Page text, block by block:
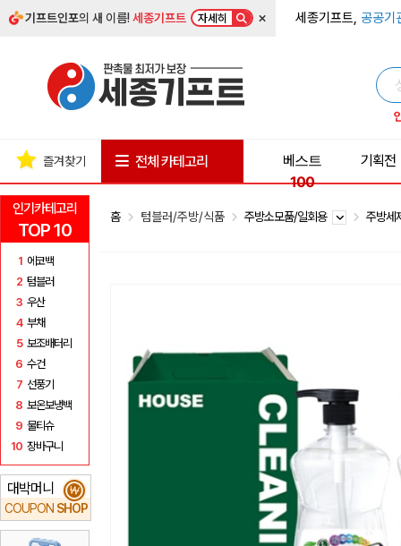
기프트인포의 새 이름!세종기프트 자세히 × 세종기프트, 공공기
인기카테고리
TOP 10
1 에코백
2 텀블러
3 우산
4 부채
5 보조배터리
6 수건
7 선풍기
8 보온보냉백
9 물티슈
10 장바구니
대박머니
COUPON SHOP
₩
즐겨찾기 전체 카테고리
베스트
100
기획전
홈 텀블러/주방/식품 주방소모품/일회용 주방